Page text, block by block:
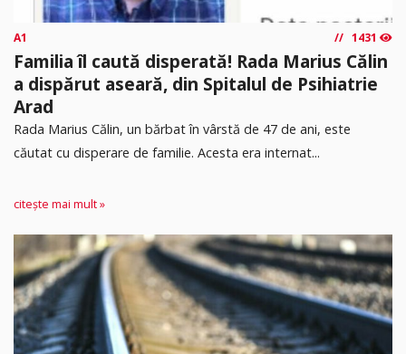
A1 1431
Familia îl caută disperată! Rada Marius Călin
a dispărut aseară, din Spitalul de Psihiatrie
Arad
Rada Marius Călin, un bărbat în vârstă de 47 de ani, este
căutat cu disperare de familie. Acesta era internat...
citește mai mult »